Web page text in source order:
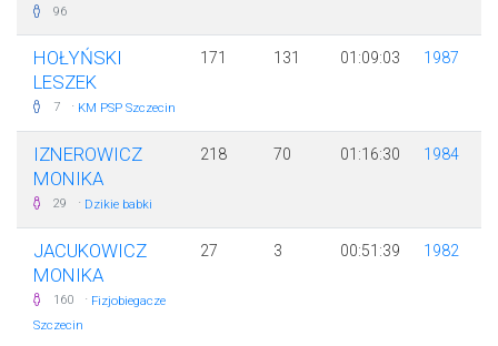
96
HOŁYŃSKI
LESZEK
7 · KM PSP Szczecin
171 131 01:09:03 1987
IZNEROWICZ
MONIKA
29 · Dzikie babki
218 70 01:16:30 1984
JACUKOWICZ
MONIKA
160 · Fizjobiegacze
Szczecin
27 3 00:51:39 1982